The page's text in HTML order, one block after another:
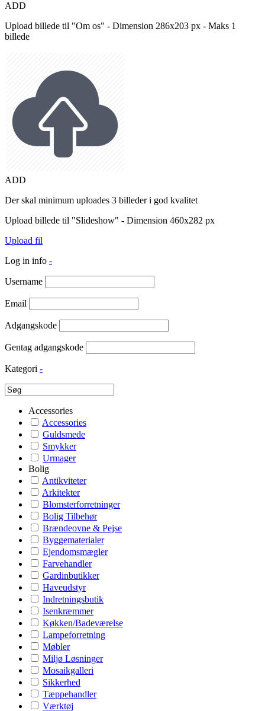
ADD
Upload billede til "Om os" - Dimension 286x203 px - Maks 1
billede
ADD
Der skal minimum uploades 3 billeder i god kvalitet
Upload billede til "Slideshow" - Dimension 460x282 px
Upload fil
Log in info -
Username
Email
Adgangskode
Gentag adgangskode
Kategori -
Accessories
Accessories
Guldsmede
Smykker
Urmager
Bolig
Antikviteter
Arkitekter
Blomsterforretninger
Bolig Tilbehør
Brændeovne & Pejse
Byggematerialer
Ejendomsmægler
Farvehandler
Gardinbutikker
Haveudstyr
Indretningsbutik
Isenkræmmer
Køkken/Badeværelse
Lampeforretning
Møbler
Miljø Løsninger
Mosaikgalleri
Sikkerhed
Tæppehandler
Værktøj